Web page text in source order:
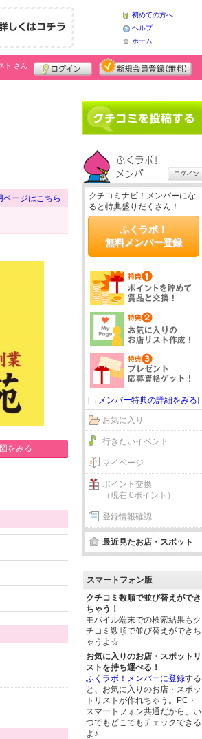
初めての方へ
ヘルプ
ホーム
ト さん
ページはこちら
をみる
クチコミナビ！メンバーにな
ると特典盛りだくさん！
ふくラボ！
無料メンバー登録
[→メンバー特典の詳細をみる]
お気に入り
行きたいイベント
マイページ
ポイント交換
（現在 0ポイント）
登録情報確認
最近見たお店・スポット
スマートフォン版
クチコミ数順で並び替えができ
ちゃう！
モバイル端末での検索結果もク
チコミ数順で並び替えができち
ゃうよ☆
お気に入りのお店・スポットリ
ストを持ち運べる！
ふくラボ！メンバーに登録する
と、お気に入りのお店・スポッ
トリストが作れちゃう。PC・
スマートフォン共通だから、い
つでもどこでもチェックできる
よ♪